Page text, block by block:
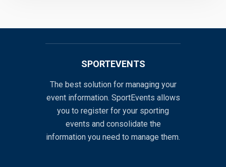
SPORTEVENTS
The best solution for managing your
event information. SportEvents allows
you to register for your sporting
events and consolidate the
information you need to manage them.